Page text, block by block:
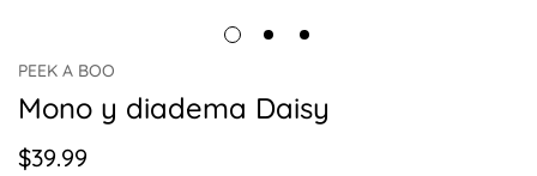
PEEK A BOO
Mono y diadema Daisy
Precio
$39.99